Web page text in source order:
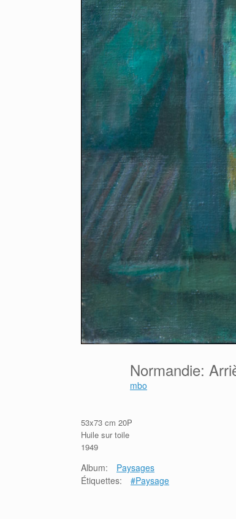
Normandie:
mbo
53x73 cm 20P
Huile sur toile
1949
Album:
Paysages
Étiquettes:
#Paysage